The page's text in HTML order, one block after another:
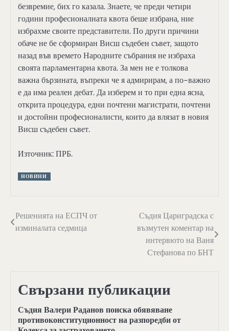
безвремие, бих го казала. Знаете, че преди четири
години професионалната квота беше избрана, ние
избрахме своите представители. По други причини
обаче не бе сформиран Висш съдебен съвет, защото
назад във времето Народните събрания не избраха
своята парламентарна квота. За мен не е толкова
важна бързината, въпреки че я адмирирам, а по-важно
е да има реален дебат. Да изберем и то при една ясна,
открита процедура, едни почтени магистрати, почтени
и достойни професионалисти, които да влязат в новия
Висш съдебен съвет.
Източник: ПРБ.
НОВИНИ
Навигация
Решенията на ЕСПЧ от
изминалата седмица
Съдия Цариградска с
възмутен коментар на
интервюто на Ваня
Стефанова по БНТ
Свързани публикации
Съдия Валери Раданов поиска обявяване
противоконституционност на разпоредби от